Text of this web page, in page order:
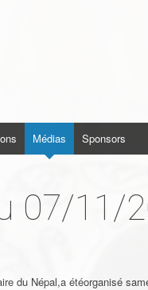
Médias Sponsors
07/11/
du Népal,a étéorganisé